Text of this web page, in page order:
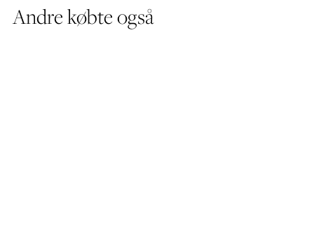
Andre købte også